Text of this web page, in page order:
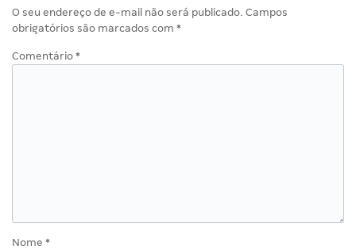
O seu endereço de e-mail não será publicado. Campos
obrigatórios são marcados com *
Comentário *
Nome *